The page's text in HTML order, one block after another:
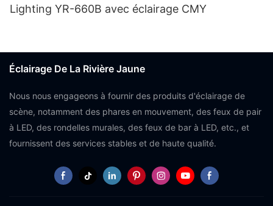
Lighting YR-660B avec éclairage CMY
Éclairage De La Rivière Jaune
Nous nous engageons à fournir des produits d'éclairage de
scène, notamment des phares en mouvement, des feux de pair
à LED, des rondelles murales, des feux de bar à LED, etc., et
fournissent des services stables et de haute qualité.